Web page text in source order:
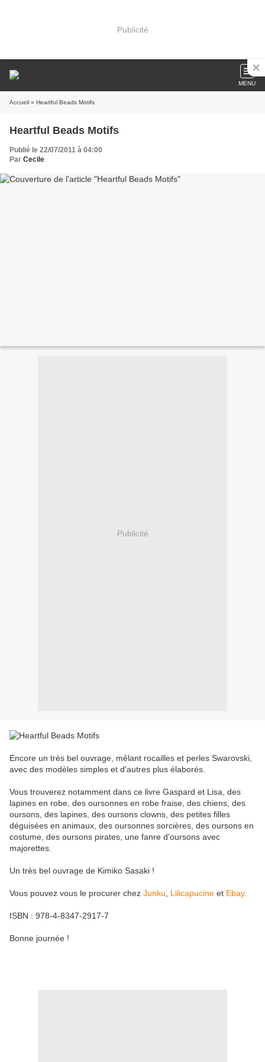
Publicité
MENU
Accueil » Heartful Beads Motifs
Heartful Beads Motifs
Publié le 22/07/2011 à 04:00
Par Cecile
Publicité
Encore un très bel ouvrage, mêlant rocailles et perles Swarovski,
avec des modèles simples et d'autres plus élaborés.
Vous trouverez notamment dans ce livre Gaspard et Lisa, des
lapines en robe, des oursonnes en robe fraise, des chiens, des
oursons, des lapines, des oursons clowns, des petites filles
déguisées en animaux, des oursonnes sorcières, des oursons en
costume, des oursons pirates, une fanre d'oursons avec
majorettes.
Un très bel ouvrage de Kimiko Sasaki !
Vous pouvez vous le procurer chez Junku Lilicapucine et Ebay.
ISBN : 978-4-8347-2917-7
Bonne journée !